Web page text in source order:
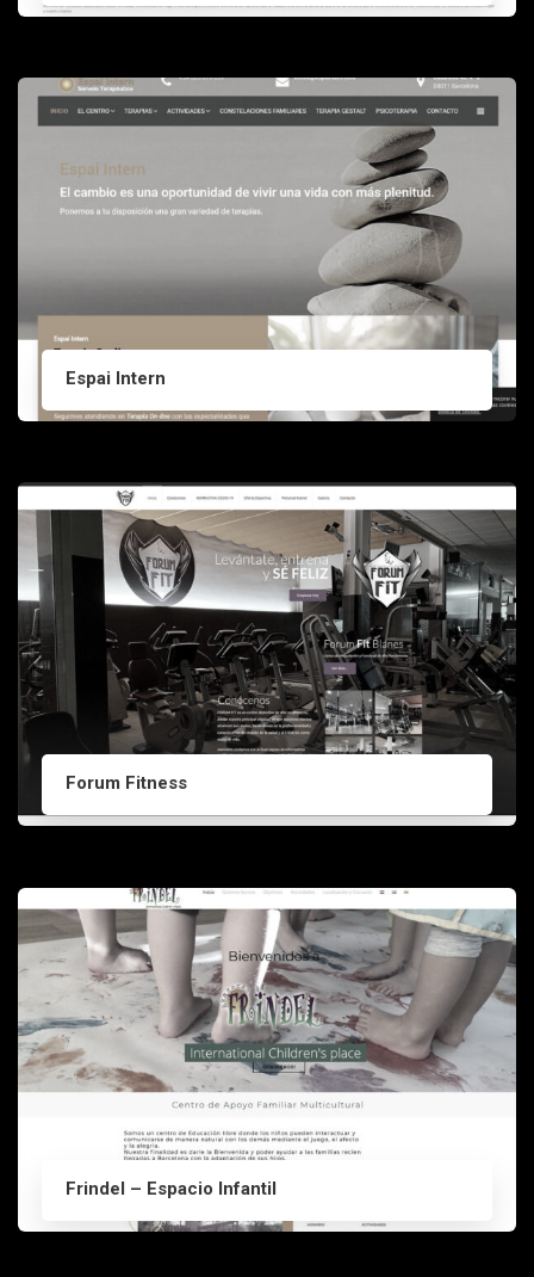
Espai Intern
Forum Fitness
Frindel – Espacio Infantil